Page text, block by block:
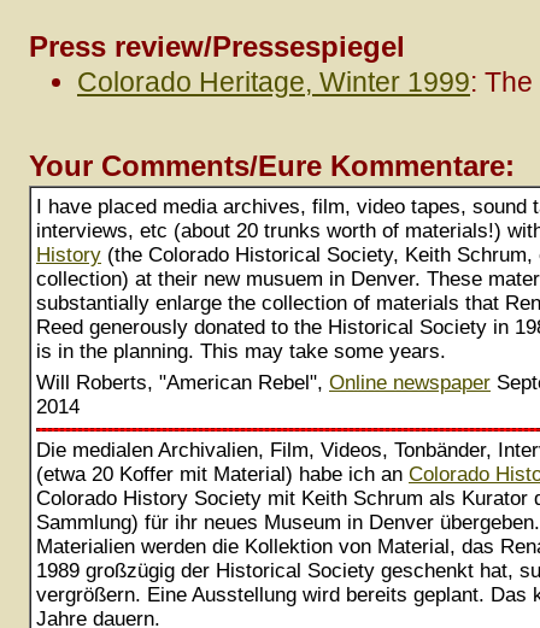
Press review/Pressespiegel
Colorado Heritage, Winter 1999:
Your Comments/Eure Kommentare:
I have placed media archives, film, video tapes, sound
interviews, etc (about 20 trunks worth of materials!)
History (the Colorado Historical Society, Keith
collection) at their new musuem in Denver. These
substantially enlarge the collection of materials that
Reed generously donated to the Historical Society in
is in the planning. This may take some years.
Will Roberts, "American Rebel", Online newspaper
2014
Die medialen Archivalien, Film, Videos, Tonbänder,
(etwa 20 Koffer mit Material) habe ich an Colorado
Colorado History Society mit Keith Schrum als Kurator
Sammlung) für ihr neues Museum in Denver
Materialien werden die Kollektion von Material, das
1989 großzügig der Historical Society geschenkt hat,
vergrößern. Eine Ausstellung wird bereits geplant. Das
Jahre dauern.